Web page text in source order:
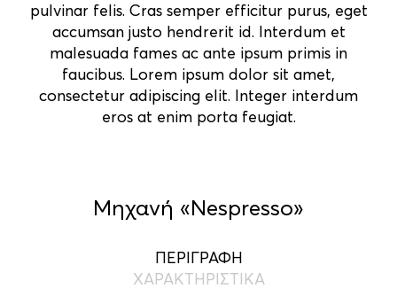
pulvinar felis. Cras semper efficitur purus, eget
accumsan justo hendrerit id. Interdum et
malesuada fames ac ante ipsum primis in
faucibus. Lorem ipsum dolor sit amet,
consectetur adipiscing elit. Integer interdum
eros at enim porta feugiat.
Μηχανή «Nespresso»
ΠΕΡΙΓΡΑΦΗ
ΧΑΡΑΚΤΗΡΙΣΤΙΚΑ